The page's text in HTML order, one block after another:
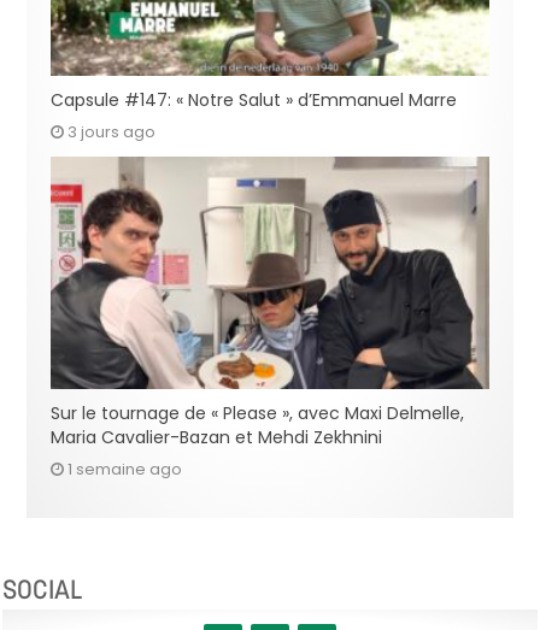
Capsule #147: « Notre Salut » d’Emmanuel Marre
3 jours ago
Sur le tournage de « Please », avec Maxi Delmelle,
Maria Cavalier-Bazan et Mehdi Zekhnini
1 semaine ago
SOCIAL